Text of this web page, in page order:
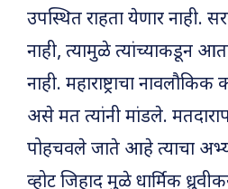
उपस्थित राहता येणार
नाही, त्यामुळे त्यांच्याकडून
नाही. महाराष्ट्राचा
असे मत त्यांनी मांडले.
पोहचवले जाते आहे त्याचा
व्होट जिहाद मुळे धार्मिक